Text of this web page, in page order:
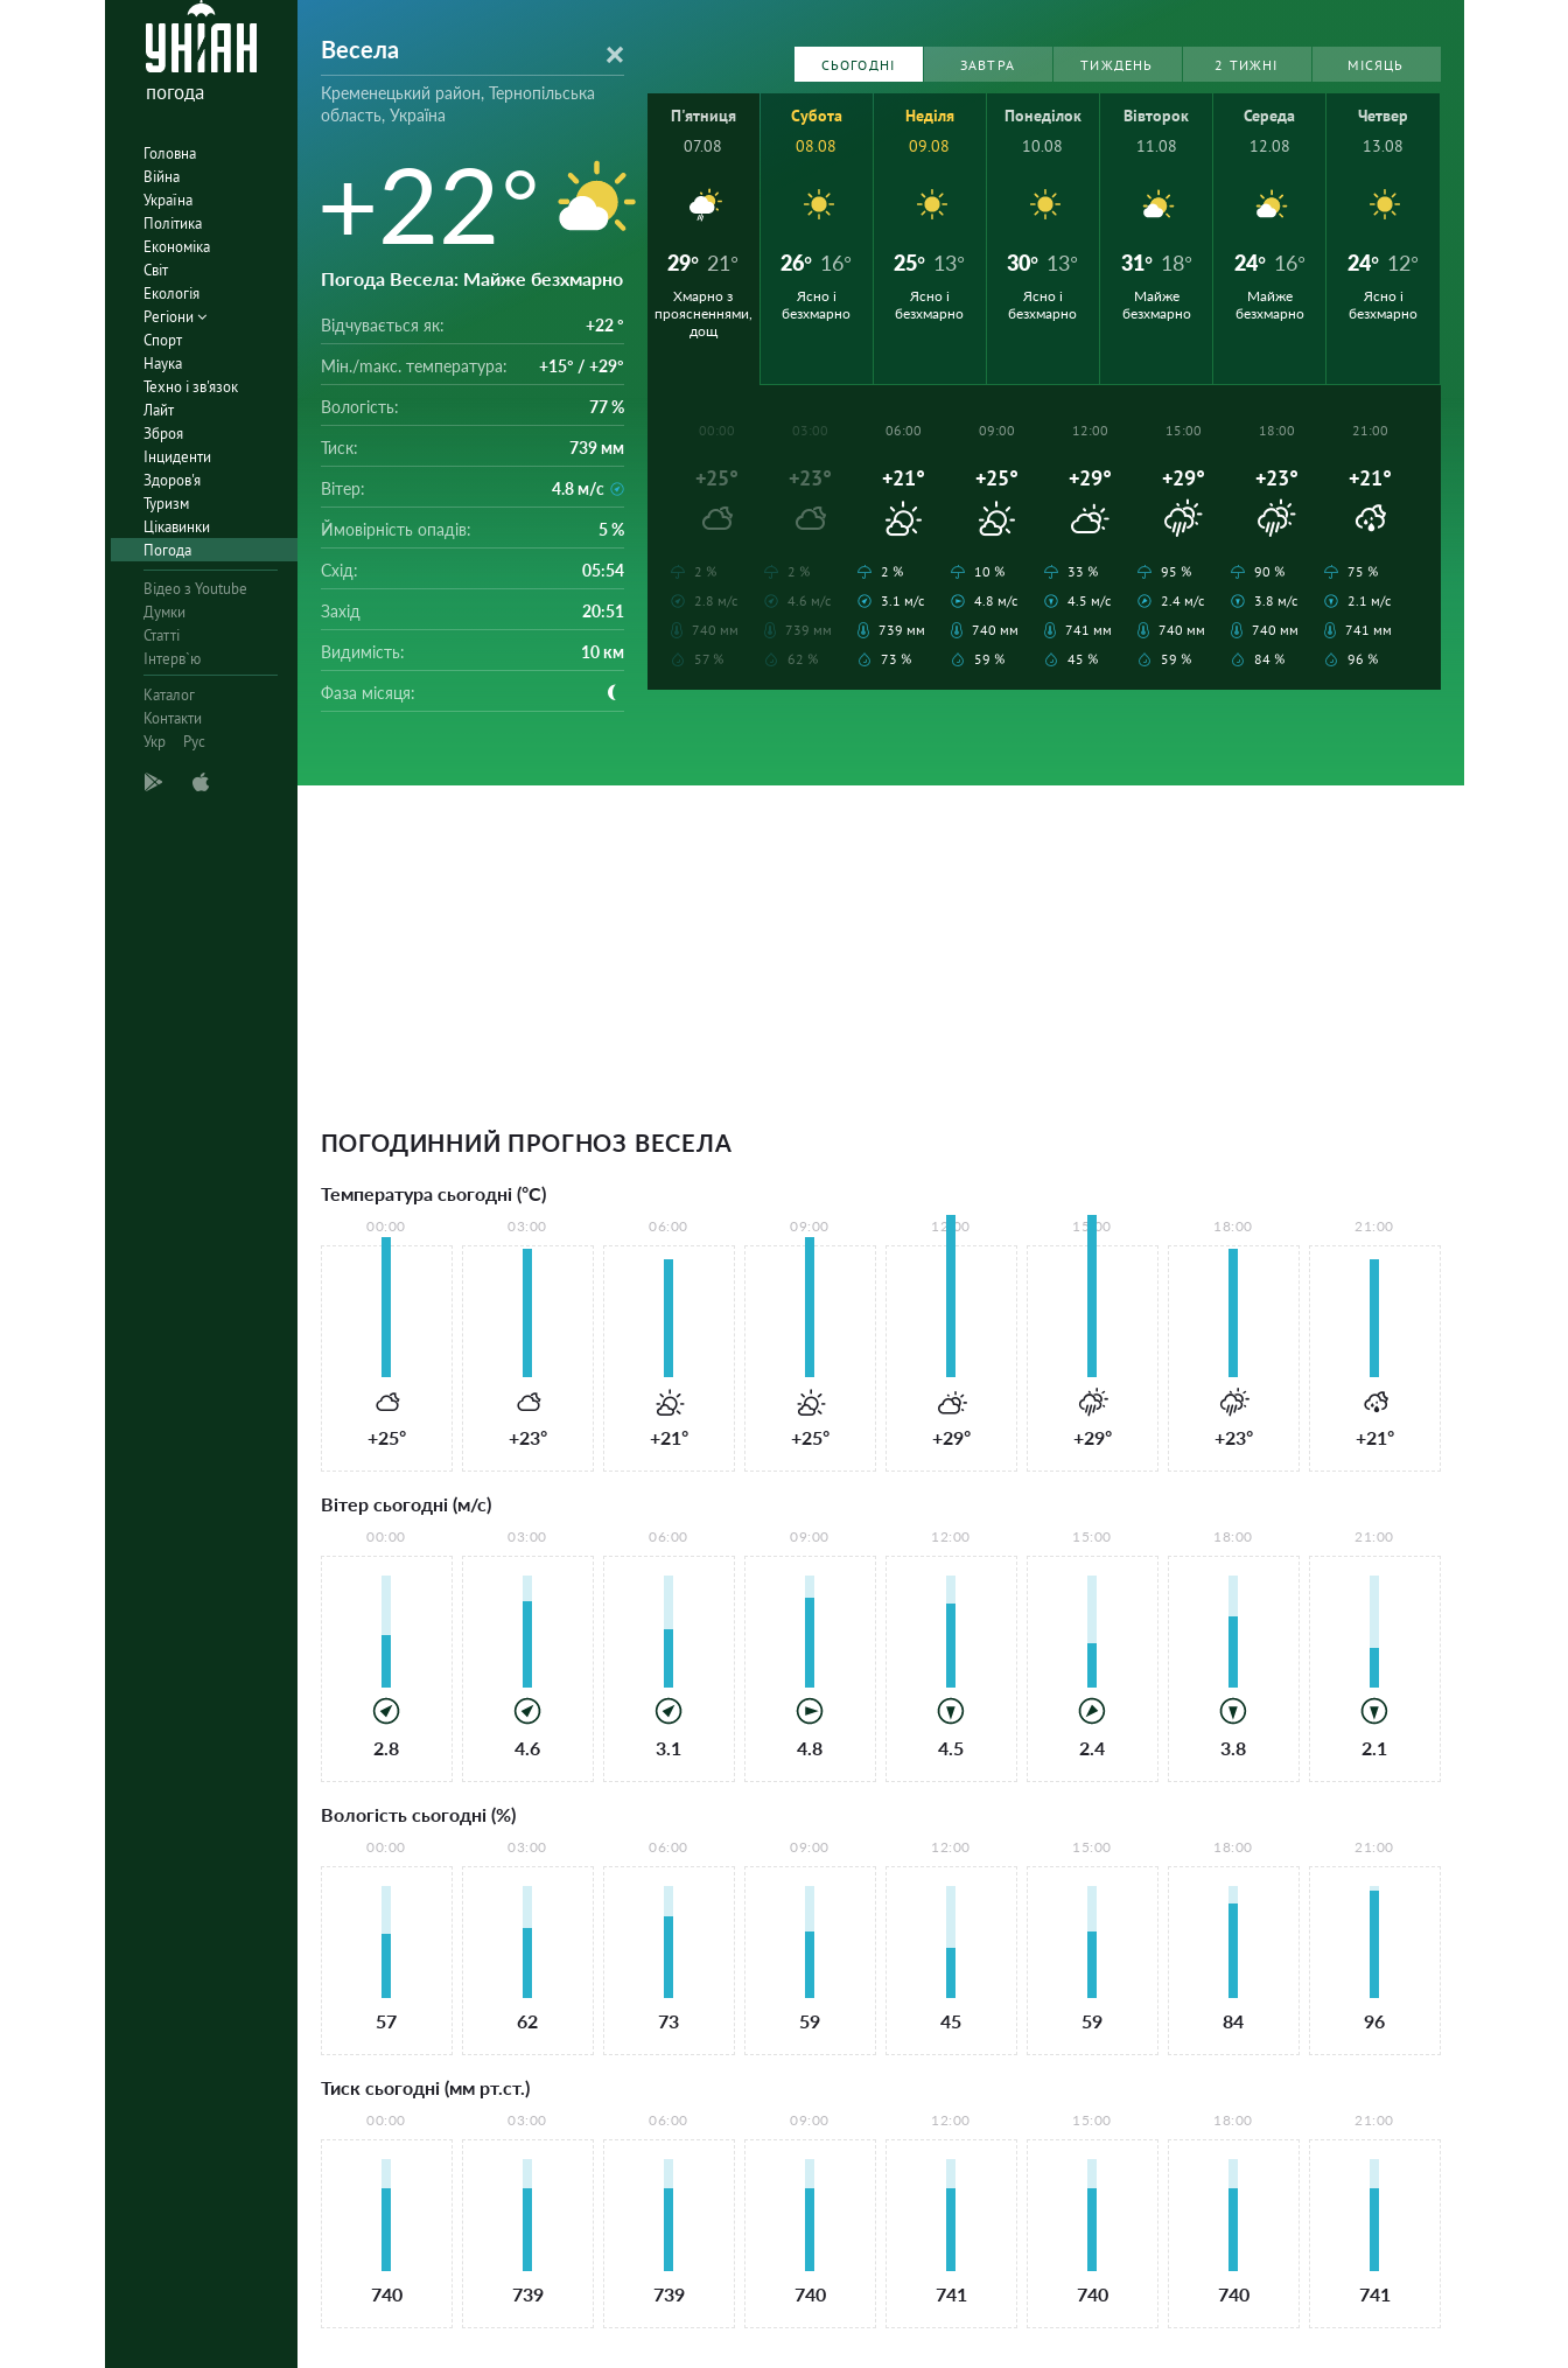
погода
Головна
Війна
Україна
Політика
Економіка
Світ
Екологія
Регіони
Спорт
Наука
Техно і зв'язок
Лайт
Зброя
Інциденти
Здоров'я
Туризм
Цікавинки
Погода
Відео з Youtube
Думки
Статті
Інтерв`ю
Каталог
Контакти
Укр
Рус
Весела
Кременецький район, Тернопільська
область, Україна
+22°
Погода Весела: Майже безхмарно
Відчувається як: +22 °
Мін./mакс. температура: +15° / +29°
Вологість: 77 %
Тиск: 739 мм
Вітер: 4.8 м/с
Ймовірність опадів: 5 %
Схід: 05:54
Захід 20:51
Видимість: 10 км
Фаза місяця:
СЬОГОДНІ ЗАВТРА ТИЖДЕНЬ 2 ТИЖНІ МІСЯЦЬ
П'ятниця
07.08
29° 21°
Хмарно з
проясненнями,
дощ
Субота
08.08
26° 16°
Ясно і
безхмарно
Неділя
09.08
25° 13°
Ясно і
безхмарно
Понеділок
10.08
30° 13°
Ясно і
безхмарно
Вівторок
11.08
31° 18°
Майже
безхмарно
Середа
12.08
24° 16°
Майже
безхмарно
Четвер
13.08
24° 12°
Ясно і
безхмарно
00:00
+25°
2 %
2.8 м/с
740 мм
57 %
03:00
+23°
2 %
4.6 м/с
739 мм
62 %
06:00
+21°
2 %
3.1 м/с
739 мм
73 %
09:00
+25°
10 %
4.8 м/с
740 мм
59 %
12:00
+29°
33 %
4.5 м/с
741 мм
45 %
15:00
+29°
95 %
2.4 м/с
740 мм
59 %
18:00
+23°
90 %
3.8 м/с
740 мм
84 %
21:00
+21°
75 %
2.1 м/с
741 мм
96 %
ПОГОДИННИЙ ПРОГНОЗ ВЕСЕЛА
Температура сьогодні (°С)
00:00
+25°
03:00
+23°
06:00
+21°
09:00
+25°
12:00
+29°
15:00
+29°
18:00
+23°
21:00
+21°
Вітер сьогодні (м/с)
00:00
2.8
03:00
4.6
06:00
3.1
09:00
4.8
12:00
4.5
15:00
2.4
18:00
3.8
21:00
2.1
Вологість сьогодні (%)
00:00
57
03:00
62
06:00
73
09:00
59
12:00
45
15:00
59
18:00
84
21:00
96
Тиск сьогодні (мм рт.ст.)
00:00
740
03:00
739
06:00
739
09:00
740
12:00
741
15:00
740
18:00
740
21:00
741